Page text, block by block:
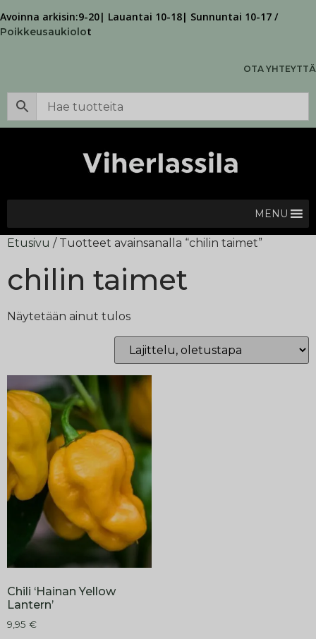
Avoinna arkisin:9-20| Lauantai 10-18| Sunnuntai 10-17 /
Poikkeusaukiolot
OTA YHTEYTTÄ
MENU
Etusivu / Tuotteet avainsanalla “chilin taimet”
chilin taimet
Näytetään ainut tulos
Chili ‘Hainan Yellow
Lantern’
9,95 €